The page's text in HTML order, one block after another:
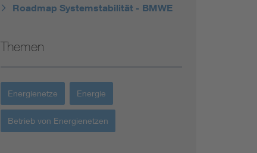
Roadmap Systemstabilität - BMWE
Themen
Energienetze Energie
Betrieb von Energienetzen